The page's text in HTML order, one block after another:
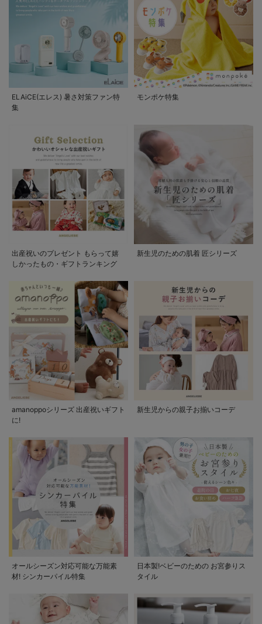
ELAiCE(エレス) 暑さ対策ファン特
集
モンポケ特集
出産祝いのプレゼント もらって嬉
しかったもの・ギフトランキング
新生児のための肌着 匠シリーズ
amanoppoシリーズ 出産祝いギフト
に!
新生児からの親子お揃いコーデ
オールシーズン対応可能な万能素
材! シンカーパイル特集
日本製!ベビーのための お宮参りス
タイル